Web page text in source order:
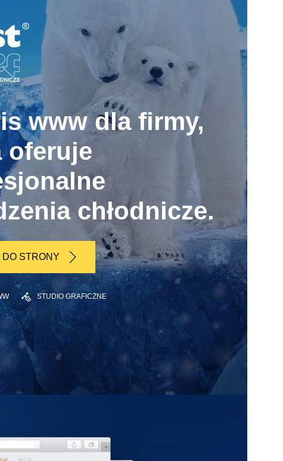
www dla firmy,
oferuje
chłodnicze.
STRONY
STUDIO GRAFICZNE